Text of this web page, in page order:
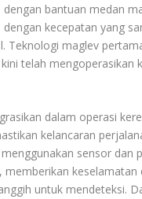
bantuan medan
kecepatan yang
maglev
telah
dalam operasi
kelancaran
sensor dan
keselamatan
untuk mendeteksi.